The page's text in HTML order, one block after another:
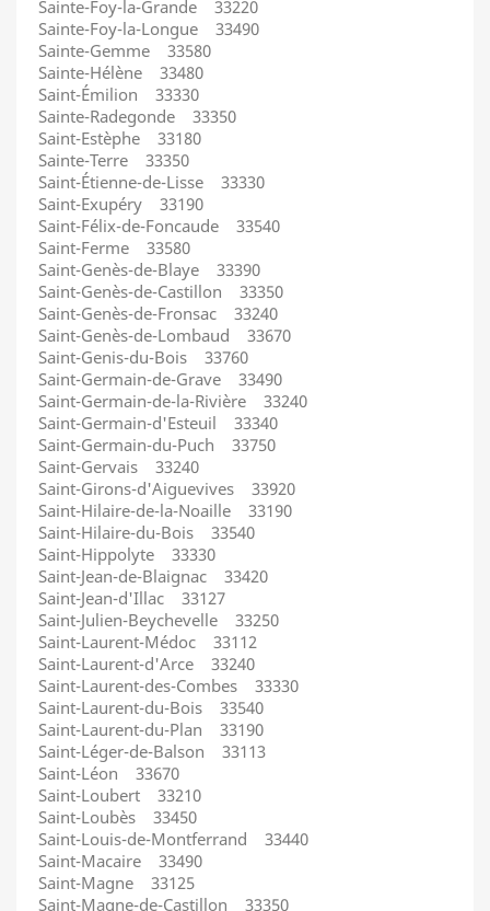
Sainte-Foy-la-Grande 33220
Sainte-Foy-la-Longue 33490
Sainte-Gemme 33580
Sainte-Hélène 33480
Saint-Émilion 33330
Sainte-Radegonde 33350
Saint-Estèphe 33180
Sainte-Terre 33350
Saint-Étienne-de-Lisse 33330
Saint-Exupéry 33190
Saint-Félix-de-Foncaude 33540
Saint-Ferme 33580
Saint-Genès-de-Blaye 33390
Saint-Genès-de-Castillon 33350
Saint-Genès-de-Fronsac 33240
Saint-Genès-de-Lombaud 33670
Saint-Genis-du-Bois 33760
Saint-Germain-de-Grave 33490
Saint-Germain-de-la-Rivière 33240
Saint-Germain-d'Esteuil 33340
Saint-Germain-du-Puch 33750
Saint-Gervais 33240
Saint-Girons-d'Aiguevives 33920
Saint-Hilaire-de-la-Noaille 33190
Saint-Hilaire-du-Bois 33540
Saint-Hippolyte 33330
Saint-Jean-de-Blaignac 33420
Saint-Jean-d'Illac 33127
Saint-Julien-Beychevelle 33250
Saint-Laurent-Médoc 33112
Saint-Laurent-d'Arce 33240
Saint-Laurent-des-Combes 33330
Saint-Laurent-du-Bois 33540
Saint-Laurent-du-Plan 33190
Saint-Léger-de-Balson 33113
Saint-Léon 33670
Saint-Loubert 33210
Saint-Loubès 33450
Saint-Louis-de-Montferrand 33440
Saint-Macaire 33490
Saint-Magne 33125
Saint-Magne-de-Castillon 33350